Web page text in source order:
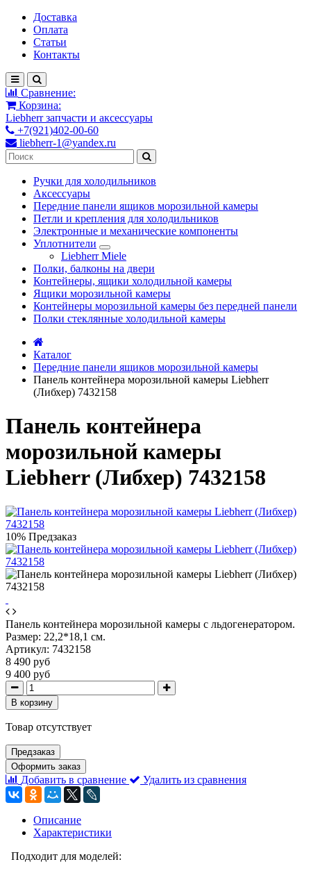
Доставка
Оплата
Статьи
Контакты
Сравнение:
Корзина:
Liebherr запчасти и аксессуары
+7(921)402-00-60
liebherr-1@yandex.ru
Ручки для холодильников
Аксессуары
Передние панели ящиков морозильной камеры
Петли и крепления для холодильников
Электронные и механические компоненты
Уплотнители
Liebherr Miele
Полки, балконы на двери
Контейнеры, ящики холодильной камеры
Ящики морозильной камеры
Контейнеры морозильной камеры без передней панели
Полки стеклянные холодильной камеры
Каталог
Передние панели ящиков морозильной камеры
Панель контейнера морозильной камеры Liebherr
(Либхер) 7432158
Панель контейнера
морозильной камеры
Liebherr (Либхер) 7432158
10% Предзаказ
Панель контейнера морозильной камеры с льдогенератором.
Размер: 22,2*18,1 см.
Артикул: 7432158
8 490 руб
9 400 руб
В корзину
Товар отсутствует
Предзаказ
Оформить заказ
Добавить в сравнение Удалить из сравнения
Описание
Характеристики
Подходит для моделей: